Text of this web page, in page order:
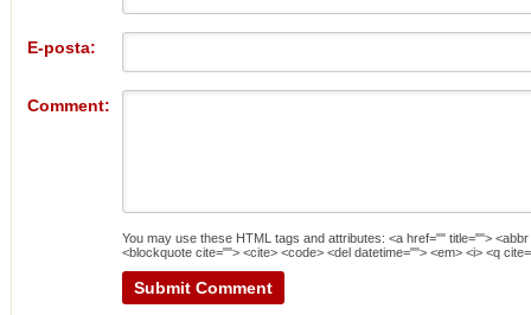
E-posta:
Comment:
You may use these HTML tags and attributes: <a href="" title="">
<blockquote cite=""> <cite> <code> <del datetime=""> <em> <i> <q